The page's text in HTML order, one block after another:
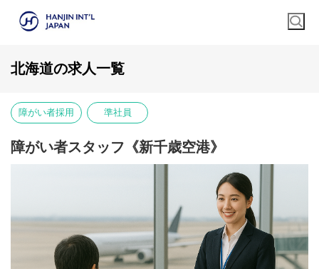
北海道の求人一覧
障がい者採用 準社員
障がい者スタッフ《新千歳空港》